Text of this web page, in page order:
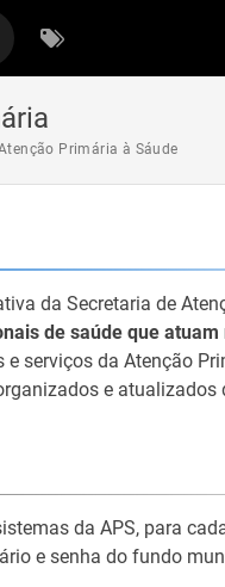
Primária à Sáude
da Secretaria de
de saúde que atuam
e serviços da Atenção
e
da APS, para
e senha do fundo